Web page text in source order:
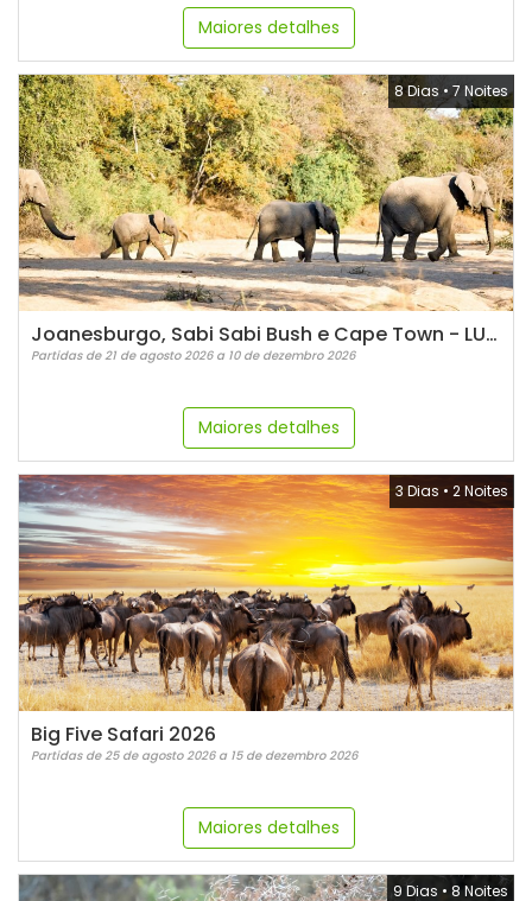
Maiores detalhes
8 Dias • 7 Noites
Joanesburgo, Sabi Sabi Bush e Cape Town - LUXO para família
Partidas de 21 de agosto 2026 a 10 de dezembro 2026
Maiores detalhes
3 Dias • 2 Noites
Big Five Safari 2026
Partidas de 25 de agosto 2026 a 15 de dezembro 2026
Maiores detalhes
9 Dias • 8 Noites